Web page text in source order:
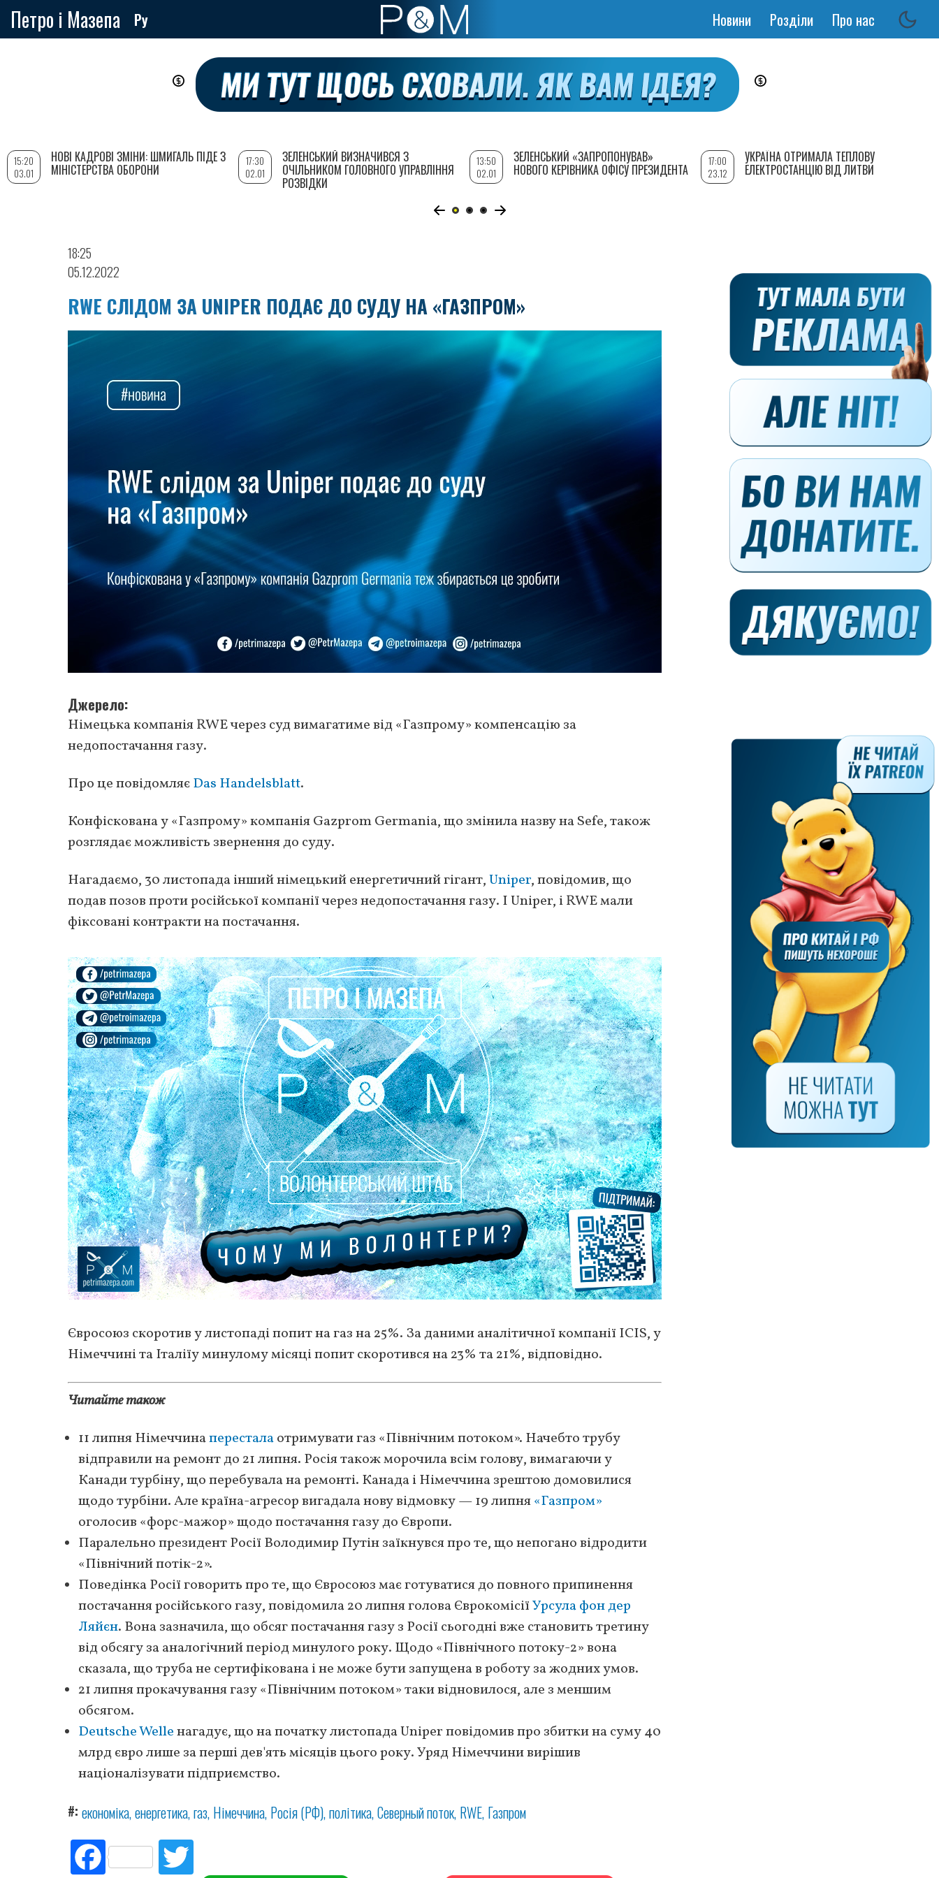
Петро і Мазепа Ру
Основная
Новини Розділи Про нас
18:25
05.12.2022
RWE СЛІДОМ ЗА UNIPER ПОДАЄ ДО СУДУ НА «ГАЗПРОМ»
Джерело
Німецька компанія RWE через суд вимагатиме від «Газпрому» компенсацію за
недопостачання газу.
Про це повідомляє Das Handelsblatt.
Конфіскована у «Газпрому» компанія Gazprom Germania, що змінила назву на Sefe, також
розглядає можливість звернення до суду.
Нагадаємо, 30 листопада інший німецький енергетичний гігант,Uniper, повідомив, що
подав позов проти російської компанії через недопостачання газу. І Uniper, і RWE мали
фіксовані контракти на постачання.
Євросоюз скоротив у листопаді попит на газ на 25%. За даними аналітичної компанії ICIS, у
Німеччині та Італіїу минулому місяці попит скоротився на 23% та 21%, відповідно.
Читайте також
11 липня Німеччинапересталаотримувати газ «Північним потоком». Начебто трубу
відправили на ремонт до 21 липня. Росія також морочила всім голову, вимагаючи у
Канади турбіну, що перебувала на ремонті. Канада і Німеччина зрештою домовилися
щодо турбіни. Але країна-агресор вигадала нову відмовку — 19 липня«Газпром»
оголосив «форс-мажор» щодо постачання газу до Європи.
Паралельно президент Росії Володимир Путін заїкнувся про те, що непогано відродити
«Північний потік-2».
Поведінка Росії говорить про те, що Євросоюз має готуватися до повного припинення
постачання російського газу, повідомила 20 липня голова ЄврокомісіїУрсула фон дер
Ляйєн. Вона зазначила, що обсяг постачання газу з Росії сьогодні вже становить третину
від обсягу за аналогічний період минулого року. Щодо «Північного потоку-2» вона
сказала, що труба не сертифікована і не може бути запущена в роботу за жодних умов.
21 липня прокачування газу «Північним потоком» таки відновилося, але з меншим
обсягом.
Deutsche Welleнагадує, що на початку листопада Uniper повідомив про збитки на суму 40
млрд євро лише за перші дев'ять місяців цього року. Уряд Німеччини вирішив
націоналізувати підприємство.
# економіка енергетика газ Німеччина Росія (РФ) політика Северный поток RWE Газпром
Fac
15:20
03.01
НОВІ КАДРОВІ ЗМІНИ: ШМИГАЛЬ ПІДЕ З
МІНІСТЕРСТВА ОБОРОНИ
17:30
02.01
ЗЕЛЕНСЬКИЙ ВИЗНАЧИВСЯ З
ОЧІЛЬНИКОМ ГОЛОВНОГО УПРАВЛІННЯ
РОЗВІДКИ
13:50
02.01
ЗЕЛЕНСЬКИЙ «ЗАПРОПОНУВАВ»
НОВОГО КЕРІВНИКА ОФІСУ ПРЕЗИДЕНТА
17:00
23.12
УКРАЇНА ОТРИМАЛА ТЕПЛОВУ
ЕЛЕКТРОСТАНЦІЮ ВІД ЛИТВИ